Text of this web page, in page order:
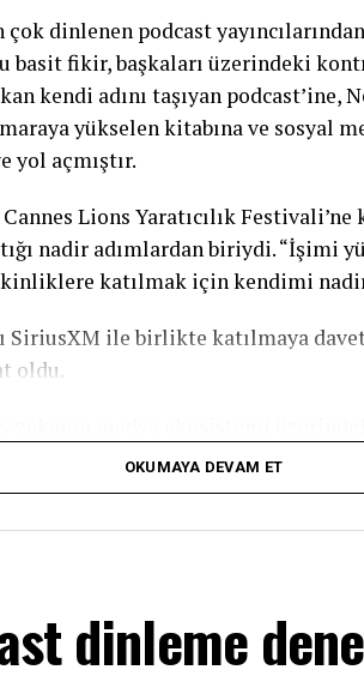
dinlenen podcast
basit fikir, başkaları üzerindeki
kendi adını taşıyan podcast’ine,
yükselen kitabına ve sosyal
yol açmıştır.
Lions Yaratıcılık Festivali’ne
nadir adımlardan biriydi. “İşimi
katılmak için kendimi
SiriusXM ile birlikte katılmaya
oldu.
tarafından neden yanlış
zirvede kalmayı planladığını
önemi
Robbins, bunun sadece büyük bir
bu kadar odaklanmış biri için,
OKUMAYA DEVAM ET
dinleme